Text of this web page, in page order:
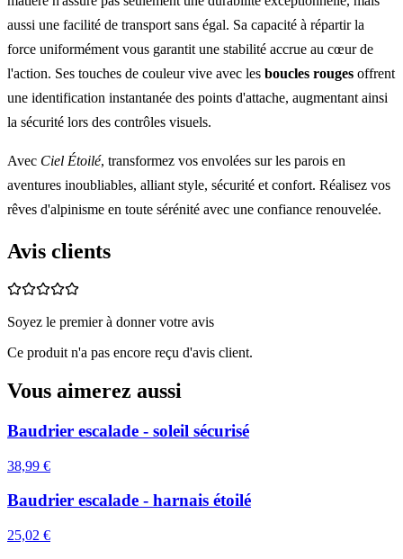
aussi une facilité de transport sans égal. Sa capacité à répartir la
force uniformément vous garantit une stabilité accrue au cœur de
l'action. Ses touches de couleur vive avec les boucles rouges offrent
une identification instantanée des points d'attache, augmentant ainsi
la sécurité lors des contrôles visuels.
Avec Ciel Étoilé, transformez vos envolées sur les parois en
aventures inoubliables, alliant style, sécurité et confort. Réalisez vos
rêves d'alpinisme en toute sérénité avec une confiance renouvelée.
Avis clients
Soyez le premier à donner votre avis
Ce produit n'a pas encore reçu d'avis client.
Vous aimerez aussi
Baudrier escalade - soleil sécurisé
38,99 €
Baudrier escalade - harnais étoilé
25,02 €